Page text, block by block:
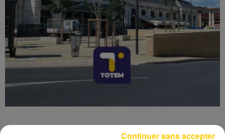
Continuer sans accepter